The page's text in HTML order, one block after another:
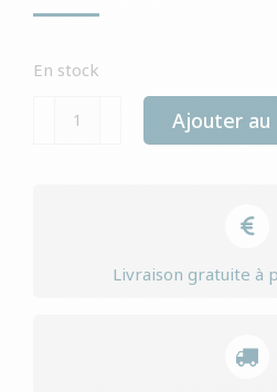
En stock
quantité
Ajouter au
Livraison gratuite à